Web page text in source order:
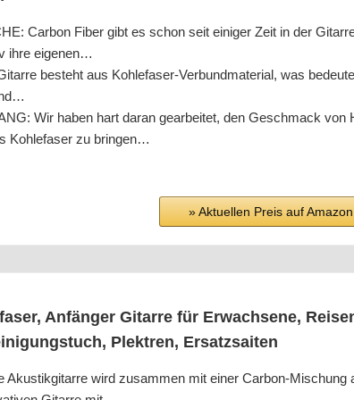
Car­bon Fiber gibt es schon seit eini­ger Zeit in der
ihre eigenen…
besteht aus Koh­le­fa­ser-Ver­bund­ma­te­ri­al, was
Wir haben hart dar­an gear­bei­tet, den Geschmack von
Koh­le­fa­ser zu bringen…
» Aktu­el­len Preis auf
Anfän­ger Gitar­re für Erwach­se­ne,
Plek­tren, Ersatzsaiten
Akus­tik­gi­tar­re wird zusam­men mit einer Car­bon-